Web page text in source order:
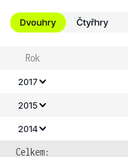
Dvouhry Čtyřhry
Rok
2017
2015
2014
Celkem: